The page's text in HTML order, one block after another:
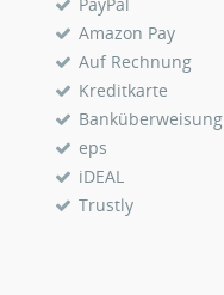
Amazon Pay
Auf Rechnung
Kreditkarte
Banküberweisung
eps
iDEAL
Trustly